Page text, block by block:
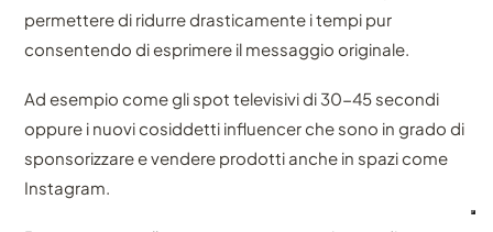
permettere di ridurre drasticamente i tempi pur
consentendo di esprimere il messaggio originale.
Ad esempio come gli spot televisivi di 30-45 secondi
oppure i nuovi cosiddetti influencer che sono in grado di
sponsorizzare e vendere prodotti anche in spazi come
Instagram.